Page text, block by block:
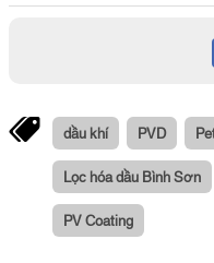
dầu khí PVD
Lọc hóa dầu Bình Sơn
PV Coating